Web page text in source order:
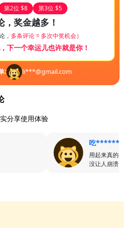
第2位 $8 第3位 $5
，奖金越多！
， 多条评论 = 多次中奖机会）
下一个幸运儿也许就是你！
: li***@gmail.com
分享使用体验
吃******
用起来真的
没让人崩溃